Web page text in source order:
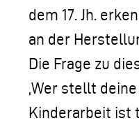
dem 17. Jh.
an der
Die Frage zu
,Wer stellt deine
Kinderarbeit ist